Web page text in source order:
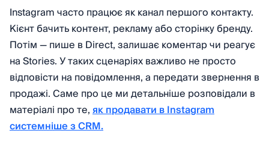
Instagram часто працює як канал першого контакту.
Кієнт бачить контент, рекламу або сторінку бренду.
Потім — пише в Direct, залишає коментар чи реагує
на Stories. У таких сценаріях важливо не просто
відповісти на повідомлення, а передати звернення в
продажі. Саме про це ми детальніше розповідали в
матеріалі про те,як продавати в Instagram
системніше з CRM.